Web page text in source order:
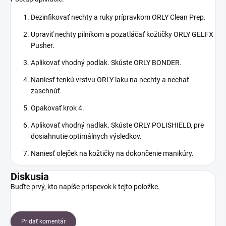
Dezinfikovať nechty a ruky prípravkom ORLY Clean Prep.
Upraviť nechty pilníkom a pozatláčať kožtičky ORLY GELFX
Pusher.
Aplikovať vhodný podlak. Skúste ORLY BONDER.
Naniesť tenkú vrstvu ORLY laku na nechty a nechať
zaschnúť.
Opakovať krok 4.
Aplikovať vhodný nadlak. Skúste ORLY POLISHIELD, pre
dosiahnutie optimálnych výsledkov.
Naniesť olejček na kožtičky na dokončenie manikúry.
Diskusia
Buďte prvý, kto napíše príspevok k tejto položke.
Pridať komentár